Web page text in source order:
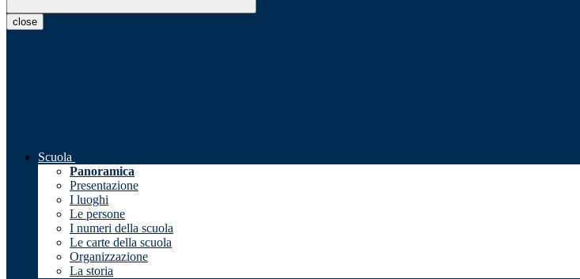
close
Scuola
Panoramica
Presentazione
I luoghi
Le persone
I numeri della scuola
Le carte della scuola
Organizzazione
La storia